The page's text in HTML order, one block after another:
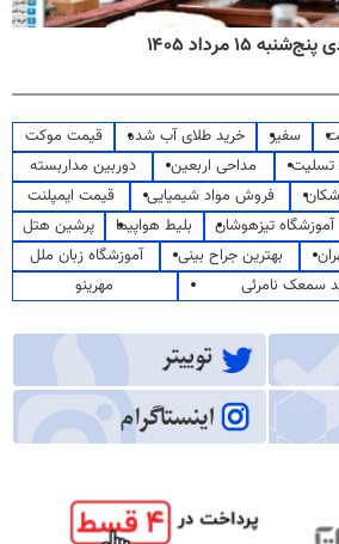
۱۵ مرداد ۱۴۰۵
سفیر خرید طلای آب شده
قیمت موکت
تسلیت مداحی اربعین
دوربین مداربسته
فروش مواد شیمیایی
قیمت ایمپلنت
آموزشگاه تیزهوشان بلیط هواپیما
پرشین هتل
بهترین جراح بینی
آموزشگاه زبان ملل
سمعک نامرئی
مهرینو